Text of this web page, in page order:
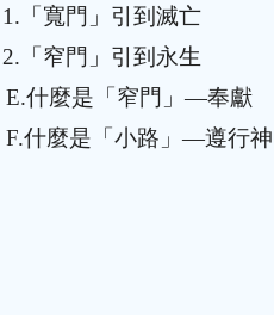
1. 「寬門」引到滅亡
2. 「窄門」引到永生
E.什麼是「窄門」—奉獻
F.什麼是「小路」—遵行